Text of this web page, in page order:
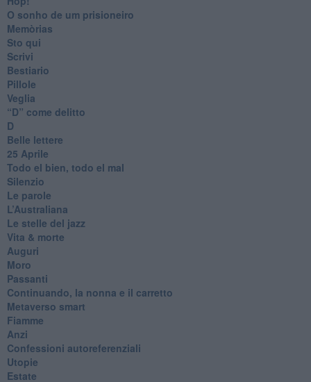
O sonho de um prisioneiro
Memòrias
Sto qui
Scrivi
Bestiario
Pillole
Veglia
​“D” come delitto
D
Belle lettere
25 Aprile
Todo el bien, todo el mal
Silenzio
Le parole
​L’Australiana
Le stelle del jazz
Vita & morte
Auguri
Moro
Passanti
Continuando, la nonna e il carretto
Metaverso smart
Fiamme
Anzi
Confessioni autoreferenziali
Utopie
Estate